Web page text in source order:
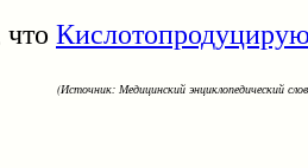
(Источник: Медицинский энциклопедический